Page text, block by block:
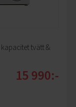
kapacitet tvätt &
15 990:-